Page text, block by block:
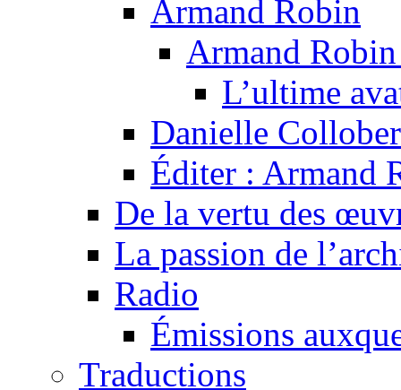
Armand Robin
Armand
L’ultime
Danielle
Éditer : Armand
De la vertu des
La passion de
Radio
Émissions
Traductions